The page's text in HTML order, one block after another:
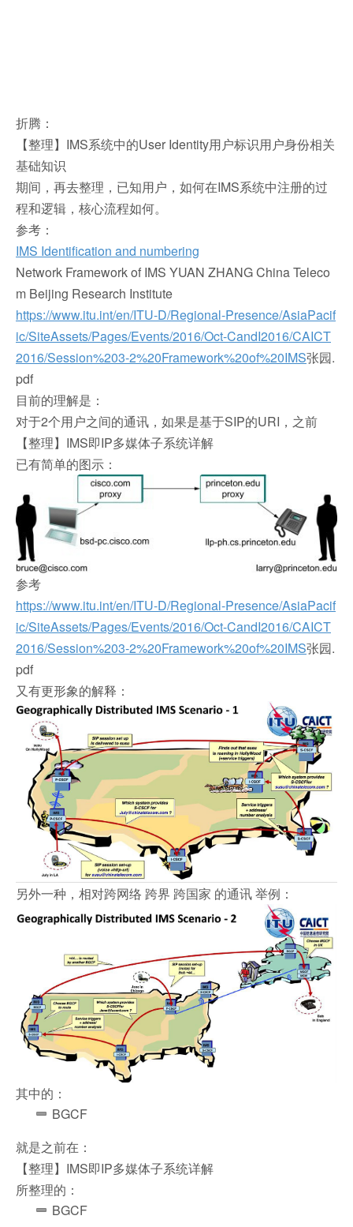
折腾：
【整理】IMS系统中的User Identity用户标识用户身份相关
基础知识
期间，再去整理，已知用户，如何在IMS系统中注册的过
程和逻辑，核心流程如何。
参考：
IMS Identification and numbering
Network Framework of IMS YUAN ZHANGChina Teleco
m Beijing Research Institute
https://www.itu.int/en/ITU-D/Regional-Presence/AsiaPacif
ic/SiteAssets/Pages/Events/2016/Oct-CandI2016/CAICT
2016/Session%203-2%20Framework%20of%20IMS张园.
pdf
目前的理解是：
对于2个用户之间的通讯，如果是基于SIP的URI，之前
【整理】IMS即IP多媒体子系统详解
已有简单的图示：
参考
https://www.itu.int/en/ITU-D/Regional-Presence/AsiaPacif
ic/SiteAssets/Pages/Events/2016/Oct-CandI2016/CAICT
2016/Session%203-2%20Framework%20of%20IMS张园.
pdf
又有更形象的解释：
另外一种，相对跨网络 跨界 跨国家 的通讯 举例：
其中的：
BGCF
就是之前在：
【整理】IMS即IP多媒体子系统详解
所整理的：
BGCF